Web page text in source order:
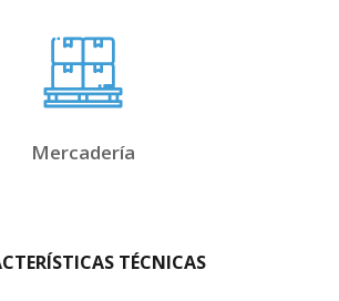
Mercadería
TÉCNICAS